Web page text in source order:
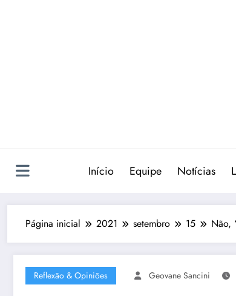
Início Equipe Notícias
Página inicial 2021 setembro 15 Não,
Reflexão & Opiniões Geovane Sancini